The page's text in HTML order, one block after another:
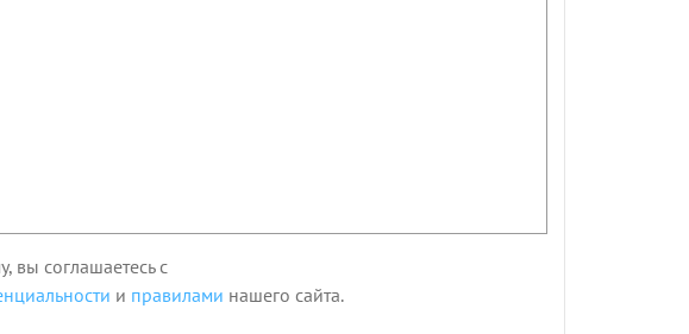
вы соглашаетесь с
и правилами нашего сайта.